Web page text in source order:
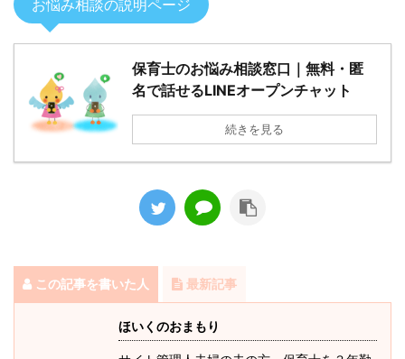
お悩み相談の説明ページ
保育士のお悩み相談窓口｜無料・匿
名で話せるLINEオープンチャット
続きを見る
この記事を書いた人 最新記事
ほいくのおまもり